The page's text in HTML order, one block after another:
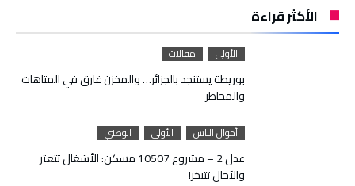
الأكثر قراءة
الأولى مقالات
بوريطة يستنجد بالجزائر… والمخزن غارق في المتاهات
والمخاطر
أحوال الناس الأولى الوطني
عدل 2 – مشروع 10507 مسكن: الأشغال تتعثر
والآجال تتبخر!